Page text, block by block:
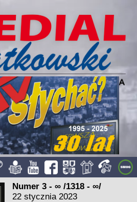
Numer 3 - ∞ /1318 - ∞/
22 stycznia 2023